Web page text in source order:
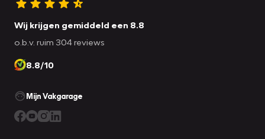
Wij krijgen gemiddeld een 8.8
o.b.v. ruim 304 reviews
8.8/10
Mijn Vakgarage